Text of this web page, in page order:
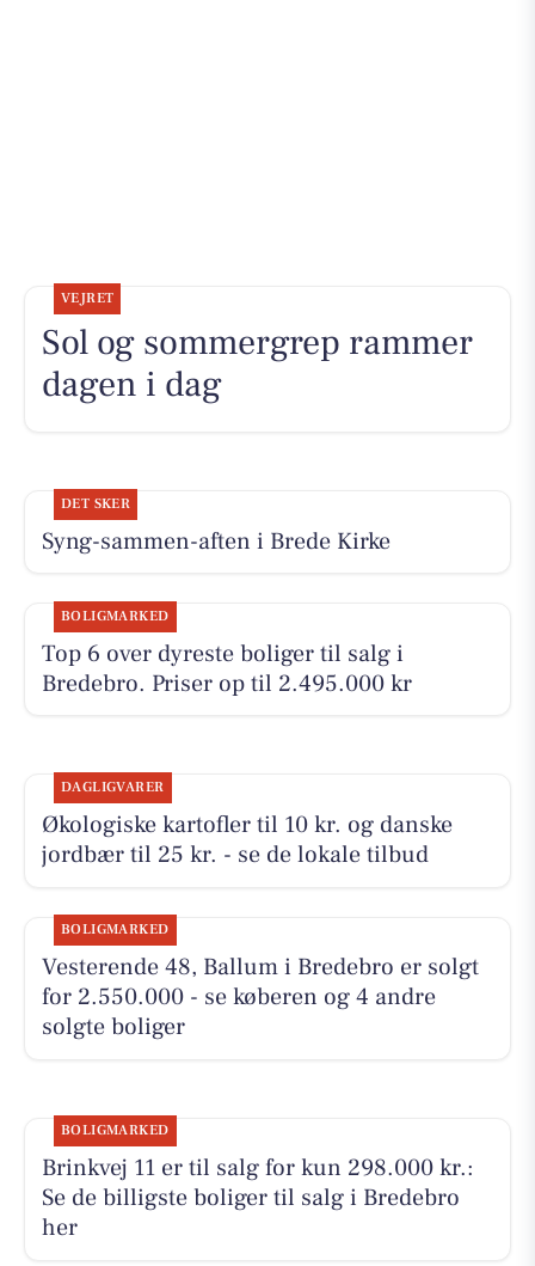
VEJRET
Sol og sommergrep rammer
dagen i dag
DET SKER
Syng-sammen-aften i Brede Kirke
BOLIGMARKED
Top 6 over dyreste boliger til salg i
Bredebro. Priser op til 2.495.000 kr
DAGLIGVARER
Økologiske kartofler til 10 kr. og danske
jordbær til 25 kr. - se de lokale tilbud
BOLIGMARKED
Vesterende 48, Ballum i Bredebro er solgt
for 2.550.000 - se køberen og 4 andre
solgte boliger
BOLIGMARKED
Brinkvej 11 er til salg for kun 298.000 kr.:
Se de billigste boliger til salg i Bredebro
her